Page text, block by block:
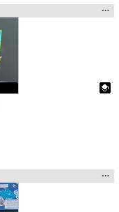
la
…
la
…